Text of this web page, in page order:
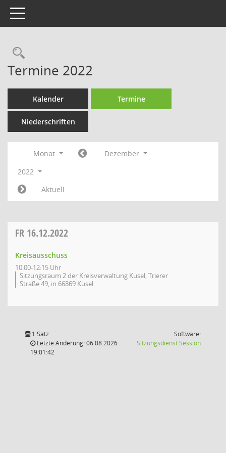
Toggle navigation
Rechercheauswahl
Termine 2022
Kalender Termine
Niederschriften
Monat
Dezember
2022
Aktuell
FR 16.12.2022
Kreisausschuss
10:00-12:15 Uhr
Sitzungsraum 2 der Kreisverwaltung Kusel, Trierer
Straße 49, in 66869 Kusel
1 Satz
Letzte Änderung: 06.08.2026
19:01:42
Software:
SitzungsdienstSession(Wird in